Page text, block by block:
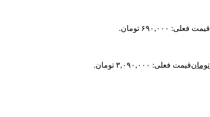
قیمت فعلی: ۶۹۰,۰۰۰ تومان.
تومانقیمت فعلی: ۳,۰۹۰,۰۰۰ تومان.